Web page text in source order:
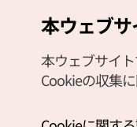
Copyright (c)
サイトエラー報告
本ウェブサ
本ウェブサイ
Cookieの収集